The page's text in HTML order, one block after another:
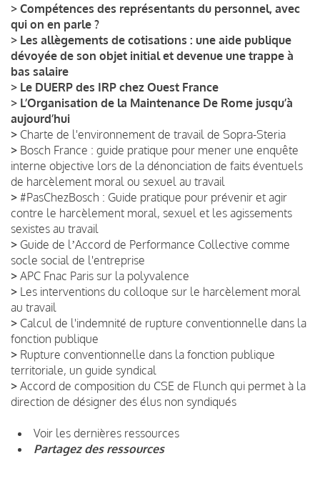
> Compétences des représentants du personnel, avec
qui on en parle ?
> Les allègements de cotisations : une aide publique
dévoyée de son objet initial et devenue une trappe à
bas salaire
> Le DUERP des IRP chez Ouest France
> L’Organisation de la Maintenance De Rome jusqu’à
aujourd’hui
> Charte de l'environnement de travail de Sopra-Steria
> Bosch France : guide pratique pour mener une enquête
interne objective lors de la dénonciation de faits éventuels
de harcèlement moral ou sexuel au travail
> #PasChezBosch : Guide pratique pour prévenir et agir
contre le harcèlement moral, sexuel et les agissements
sexistes au travail
> Guide de lʼAccord de Performance Collective comme
socle social de l'entreprise
> APC Fnac Paris sur la polyvalence
> Les interventions du colloque sur le harcèlement moral
au travail
> Calcul de l'indemnité de rupture conventionnelle dans la
fonction publique
> Rupture conventionnelle dans la fonction publique
territoriale, un guide syndical
> Accord de composition du CSE de Flunch qui permet à la
direction de désigner des élus non syndiqués
Voir les dernières ressources
Partagez des ressources